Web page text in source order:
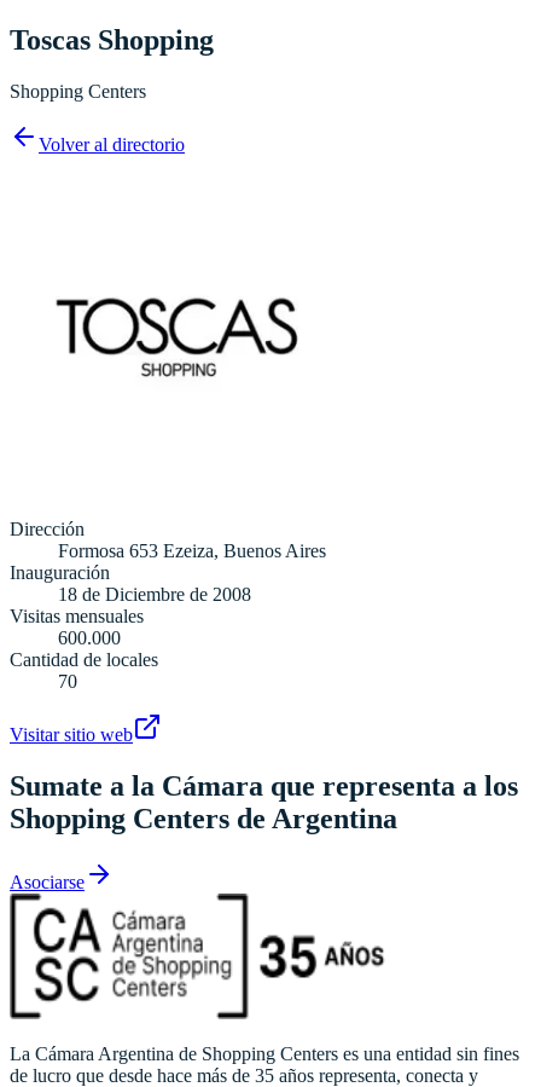
Toscas Shopping
Shopping Centers
Volver al directorio
Dirección
Formosa 653 Ezeiza, Buenos Aires
Inauguración
18 de Diciembre de 2008
Visitas mensuales
600.000
Cantidad de locales
70
Visitar sitio web
Sumate a la Cámara que representa a los
Shopping Centers de Argentina
Asociarse
La Cámara Argentina de Shopping Centers es una entidad sin fines
de lucro que desde hace más de 35 años representa, conecta y